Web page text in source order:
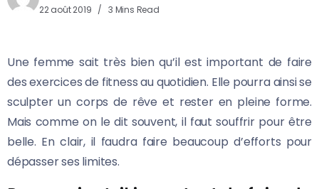
22 août 2019 3 Mins Read
Une femme sait très bien qu’il est important de faire
des exercices de fitness au quotidien. Elle pourra ainsi se
sculpter un corps de rêve et rester en pleine forme.
Mais comme on le dit souvent, il faut souffrir pour être
belle. En clair, il faudra faire beaucoup d’efforts pour
dépasser ses limites.